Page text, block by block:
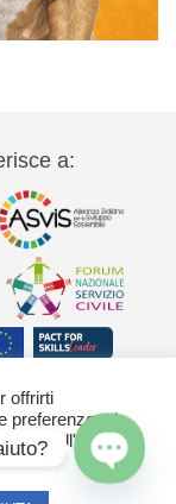
a:
Roma - tel 06
offrirti
preferenze e le
all'uso di